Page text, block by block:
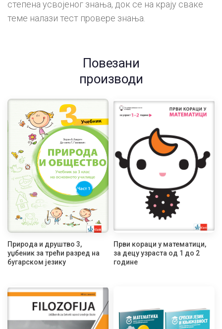
степена усвојеног знања, док се на крају сваке
теме налази тест провере знања.
Повезани
производи
Природа и друштво 3,
уџбеник за трећи разред на
бугарском језику
Први кораци у математици,
за децу узраста од 1 до 2
године